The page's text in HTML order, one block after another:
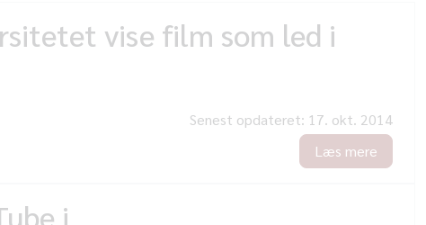
vise film som led i
Senest opdateret: 17. okt. 2014
Læs mere
i